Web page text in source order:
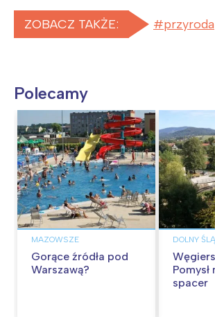
ZOBACZ TAKŻE: przyroda
Polecamy
MAZOWSZE
Gorące źródła pod
Warszawą?
DOLNY
spacer